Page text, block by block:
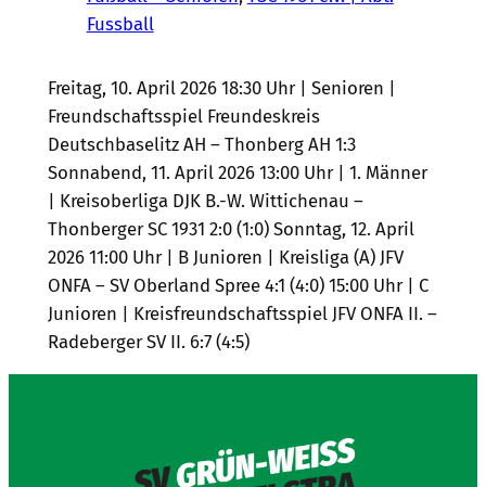
Fussball
Freitag, 10. April 2026 18:30 Uhr | Senioren |
Freundschaftsspiel Freundeskreis
Deutschbaselitz AH – Thonberg AH 1:3
Sonnabend, 11. April 2026 13:00 Uhr | 1. Männer
| Kreisoberliga DJK B.-W. Wittichenau –
Thonberger SC 1931 2:0 (1:0) Sonntag, 12. April
2026 11:00 Uhr | B Junioren | Kreisliga (A) JFV
ONFA – SV Oberland Spree 4:1 (4:0) 15:00 Uhr | C
Junioren | Kreisfreundschaftsspiel JFV ONFA II. –
Radeberger SV II. 6:7 (4:5)